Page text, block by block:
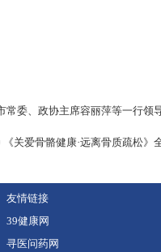
常委、政协主席容丽萍等一行领
《关爱骨骼健康·远离骨质疏松》
友情链接
39健康网
寻医问药网